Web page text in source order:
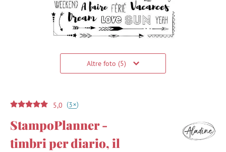
Altre foto (5)
5,0 (3+)
StampoPlanner -
timbri per diario, il